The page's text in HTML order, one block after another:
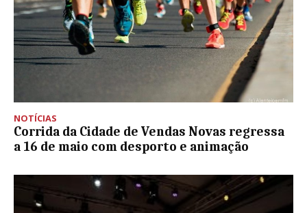
NOTÍCIAS
Corrida da Cidade de Vendas Novas regressa
a 16 de maio com desporto e animação